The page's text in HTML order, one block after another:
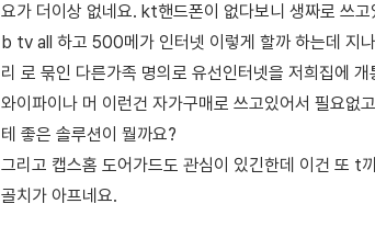
요가 더이상 없네요. kt핸드폰이 없다보니 생짜로 쓰고
b tv all 하고 500메가 인터넷 이렇게 할까 하는데 지
리 로 묶인 다른가족 명의로 유선인터넷을 저희집에
와이파이나 머 이런건 자가구매로 쓰고있어서 필요
테 좋은 솔루션이 뭘까요?
그리고 캡스홈 도어가드도 관심이 있긴한데 이건 또 t
골치가 아프네요.